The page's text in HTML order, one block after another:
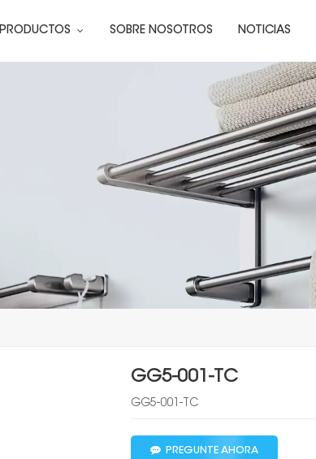
PRODUCTOS SOBRE NOSOTROS NOTICIAS
GG5-001-TC
GG5-001-TC
PREGUNTE AHORA